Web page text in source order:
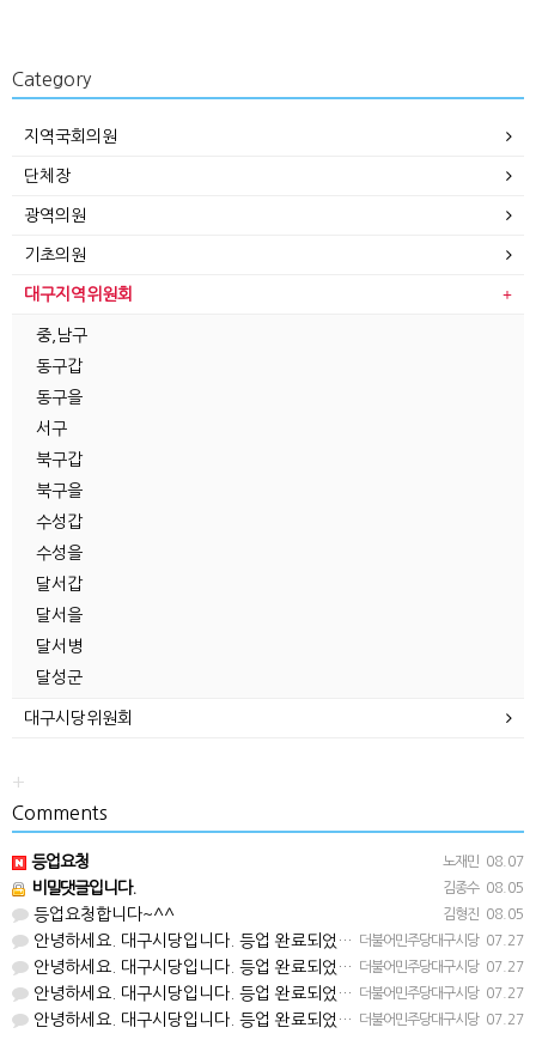
Category
지역국회의원
단체장
광역의원
기초의원
대구지역위원회
중,남구
동구갑
동구을
서구
북구갑
북구을
수성갑
수성을
달서갑
달서을
달서병
달성군
대구시당위원회
+
Comments
노재민 08.07
등업요청
김종수 08.05
비밀댓글입니다.
김형진 08.05
등업요청합니다~^^
더불어민주당대구시당 07.27
안녕하세요. 대구시당입니다. 등업 완료되었습니다^^
더불어민주당대구시당 07.27
안녕하세요. 대구시당입니다. 등업 완료되었습니다^^
더불어민주당대구시당 07.27
안녕하세요. 대구시당입니다. 등업 완료되었습니다^^
더불어민주당대구시당 07.27
안녕하세요. 대구시당입니다. 등업 완료되었습니다^^